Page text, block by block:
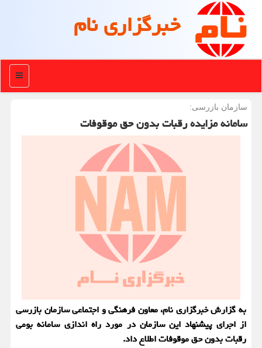
خبرگزاری نام
منو
سازمان بازرسی:
سامانه مزایده رقبات بدون حق موقوفات
به گزارش خبرگزاری نام، معاون فرهنگی و اجتماعی سازمان بازرسی
از اجرای پیشنهاد این سازمان در مورد راه اندازی سامانه بومی
رقبات بدون حق موقوفات اطلاع داد.